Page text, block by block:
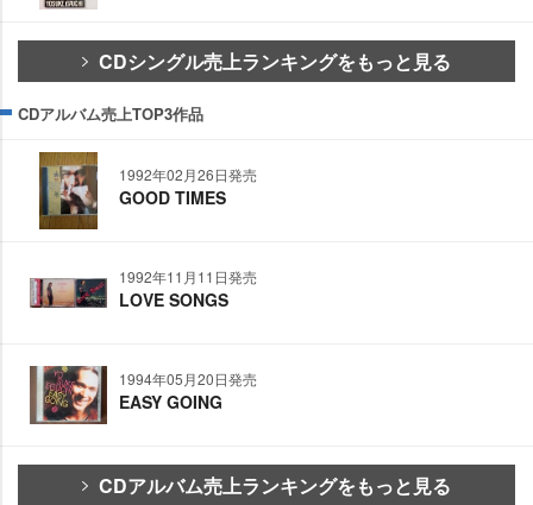
CDシングル売上ランキングをもっと見る
CDアルバム売上TOP3作品
1992年02月26日発売
GOOD TIMES
1992年11月11日発売
LOVE SONGS
1994年05月20日発売
EASY GOING
CDアルバム売上ランキングをもっと見る